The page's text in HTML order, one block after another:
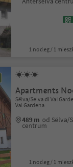
1 nocleg / 1
Apartments
Sëlva/Selva di Val
Val Gardena
489 m od Sëlva/
centrum
1 nocleg / 1